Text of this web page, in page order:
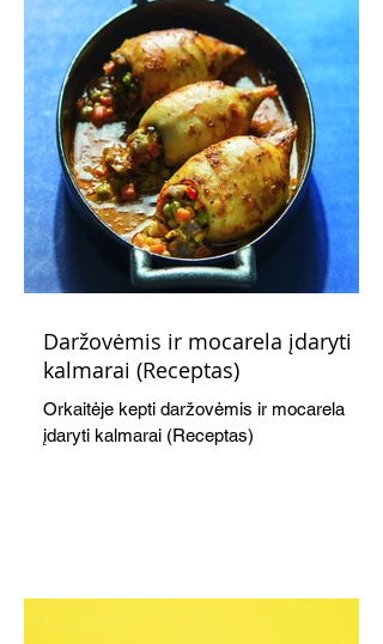
Daržovėmis ir mocarela įdaryti
kalmarai (Receptas)
Orkaitėje kepti daržovėmis ir mocarela
įdaryti kalmarai (Receptas)